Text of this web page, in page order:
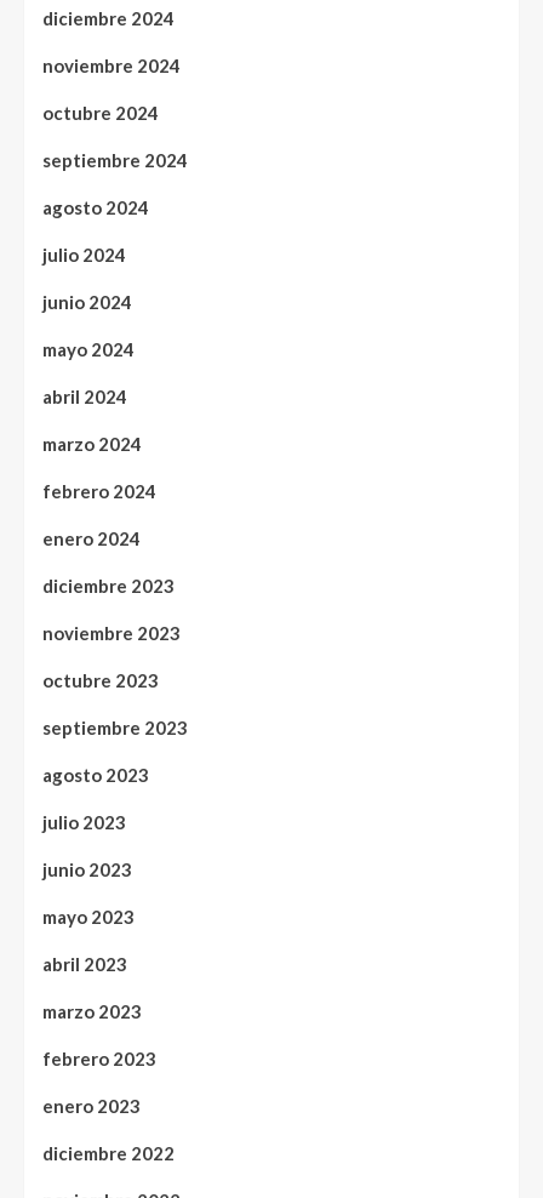
diciembre 2024
noviembre 2024
octubre 2024
septiembre 2024
agosto 2024
julio 2024
junio 2024
mayo 2024
abril 2024
marzo 2024
febrero 2024
enero 2024
diciembre 2023
noviembre 2023
octubre 2023
septiembre 2023
agosto 2023
julio 2023
junio 2023
mayo 2023
abril 2023
marzo 2023
febrero 2023
enero 2023
diciembre 2022